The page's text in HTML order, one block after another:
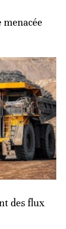
des flux